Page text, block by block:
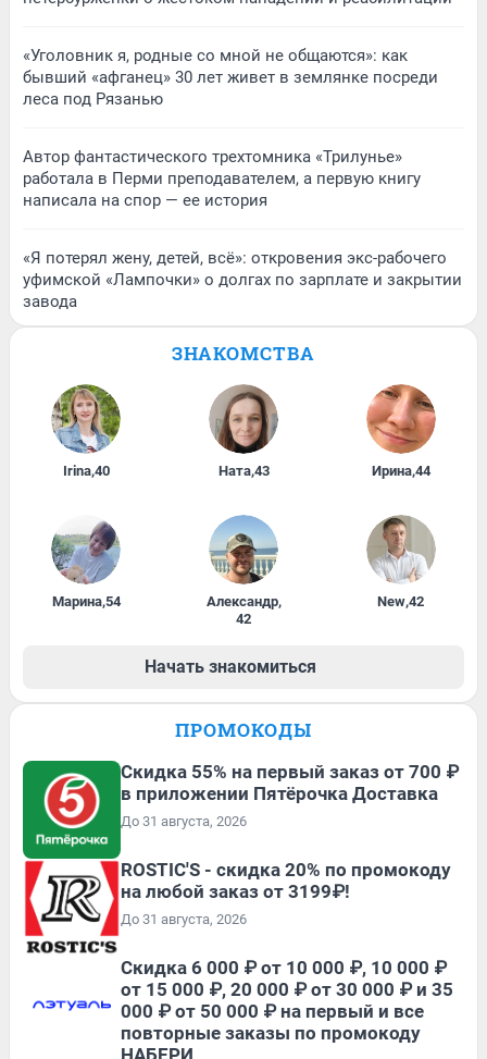
«Уголовник я, родные со мной не общаются»: как
бывший «афганец» 30 лет живет в землянке посреди
леса под Рязанью
Автор фантастического трехтомника «Трилунье»
работала в Перми преподавателем, а первую книгу
написала на спор — ее история
«Я потерял жену, детей, всё»: откровения экс-рабочего
уфимской «Лампочки» о долгах по зарплате и закрытии
завода
ЗНАКОМСТВА
Irina,40 Ната,43 Ирина,44
Марина,54 Александр,
42
New,42
Начать знакомиться
ПРОМОКОДЫ
Скидка 55% на первый заказ от 700 ₽
в приложении Пятёрочка Доставка
До 31 августа, 2026
ROSTIC'S - скидка 20% по промокоду
на любой заказ от 3199₽!
До 31 августа, 2026
Скидка 6 000 ₽ от 10 000 ₽, 10 000 ₽
от 15 000 ₽, 20 000 ₽ от 30 000 ₽ и 35
000 ₽ от 50 000 ₽ на первый и все
повторные заказы по промокоду
НАБЕРИ